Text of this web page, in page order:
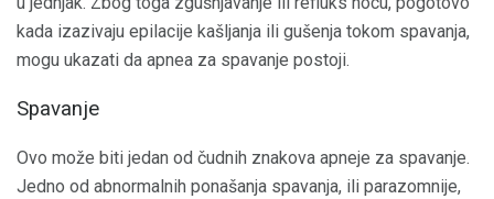
kada izazivaju epilacije kašljanja ili gušenja tokom spavanja,
mogu ukazati da apnea za spavanje postoji.
Spavanje
Ovo može biti jedan od čudnih znakova apneje za spavanje.
Jedno od abnormalnih ponašanja spavanja, ili parazomnije,